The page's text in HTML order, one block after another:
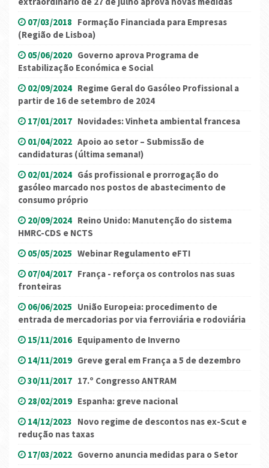
07/03/2018 Formação Financiada para Empresas
(Região de Lisboa)
05/06/2020 Governo aprova Programa de
Estabilização Económica e Social
02/09/2024 Regime Geral do Gasóleo Profissional a
partir de 16 de setembro de 2024
17/01/2017 Novidades: Vinheta ambiental francesa
01/04/2022 Apoio ao setor – Submissão de
candidaturas (última semana!)
02/01/2024 Gás profissional e prorrogação do
gasóleo marcado nos postos de abastecimento de
consumo próprio
20/09/2024 Reino Unido: Manutenção do sistema
HMRC-CDS e NCTS
05/05/2025 Webinar Regulamento eFTI
07/04/2017 França - reforça os controlos nas suas
fronteiras
06/06/2025 União Europeia: procedimento de
entrada de mercadorias por via ferroviária e rodoviária
15/11/2016 Equipamento de Inverno
14/11/2019 Greve geral em França a 5 de dezembro
30/11/2017 17.º Congresso ANTRAM
28/02/2019 Espanha: greve nacional
14/12/2023 Novo regime de descontos nas ex-Scut e
redução nas taxas
17/03/2022 Governo anuncia medidas para o Setor